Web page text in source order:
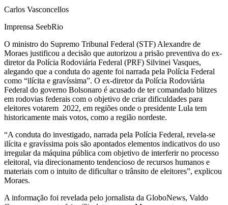
Carlos Vasconcellos
Imprensa SeebRio
O ministro do Supremo Tribunal Federal (STF) Alexandre de
Moraes justificou a decisão que autorizou a prisão preventiva do ex-
diretor da Polícia Rodoviária Federal (PRF) Silvinei Vasques,
alegando que a conduta do agente foi narrada pela Polícia Federal
como “ilícita e gravíssima”. O ex-diretor da Polícia Rodoviária
Federal do governo Bolsonaro é acusado de ter comandado blitzes
em rodovias federais com o objetivo de criar dificuldades para
eleitores votarem 2022, em regiões onde o presidente Lula tem
historicamente mais votos, como a região nordeste.
“A conduta do investigado, narrada pela Polícia Federal, revela-se
ilícita e gravíssima pois são apontados elementos indicativos do uso
irregular da máquina pública com objetivo de interferir no processo
eleitoral, via direcionamento tendencioso de recursos humanos e
materiais com o intuito de dificultar o trânsito de eleitores”, explicou
Moraes.
A informação foi revelada pelo jornalista da GloboNews, Valdo